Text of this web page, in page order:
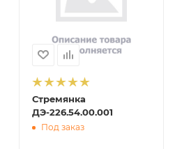
Стремянка
ДЭ-226.54.00.001
Под заказ